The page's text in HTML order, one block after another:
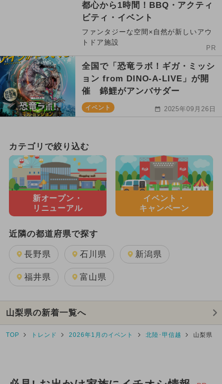
都心から1時間！BBQ・アクティ
ビティ・イベント
ファンタジーな空間×自然が新しいアウ
トドア施設
PR
全国で「恐竜ラボ！ギガ・ミッシ
ョン from DINO-A-LIVE」が開
催 錦鯉がアンバサダー
イベント 2025年09月26日
カテゴリで絞り込む
新オープン・
リニューアル
イベント・
キャンペーン
近隣の都道府県で探す
長野県 石川県 新潟県
福井県 富山県
山梨県の新着一覧へ
TOP トレンド 2026年1月のイベント 北陸･甲信越 山梨県